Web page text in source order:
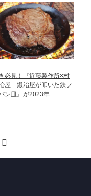
必見！『近藤製作所×村
屋 鍛冶屋が叩いた鉄フ
ン皿』が2023年…